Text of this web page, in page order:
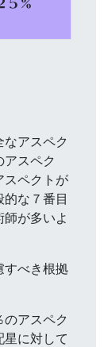
アスペク
アスペク
スペクトが
な７番目
が多いよ
すべき根拠
アスペク
星に対して